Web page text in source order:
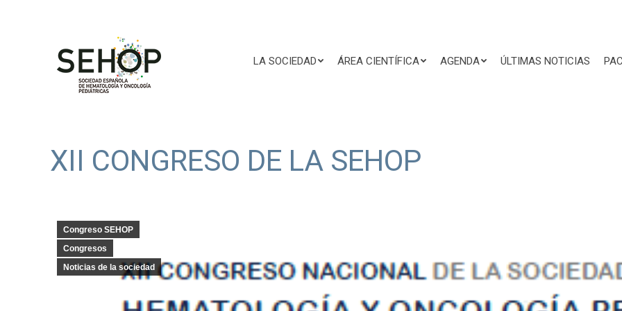
LA SOCIEDAD ÁREA CIENTÍFICA AGENDA ÚLTIMAS NOTICIAS
XII CONGRESO DE LA SEHOP
Congreso SEHOP
Congresos
Noticias de la sociedad